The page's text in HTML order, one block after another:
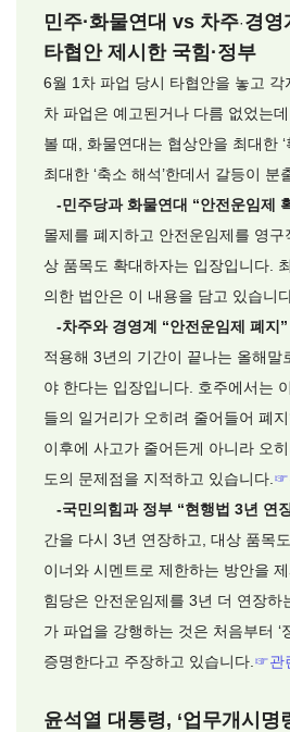
민주·화물연대 vs 차주·경영
타협안 제시한 국힘·정부
6월 1차 파업 당시 타협안을 놓고
차 파업은 예고된거나 다름 없었는
볼 때, 화물연대는 협상안을 최대한
최대한 ‘축소 해석’한데서 갈등이 분
-민주당과 화물연대 “안전운임제
몰제를 폐지하고 안전운임제를 영
상 품목도 확대하자는 입장입니다.
의한 법안은 이 내용을 담고 있습니
-차주와 경영계 “안전운임제 폐지”
적용해 3년의 기간이 끝나는 올해말
야 한다는 입장입니다. 호주에서는
들의 일거리가 오히려 줄어들어 폐
이후에 사고가 줄어든게 아니라 오
도의 문제점을 지적하고 있습니다. ☞
-국민의힘과 정부 “현행법 3년 연
간을 다시 3년 연장하고, 대상 품목
이너와 시멘트로 제한하는 방안을
힘당은 안전운임제를 3년 더 연장하
가 파업을 강행하는 것은 처음부터 ‘
증명한다고 주장하고 있습니다. ☞관
윤석열 대통령, ‘업무개시명